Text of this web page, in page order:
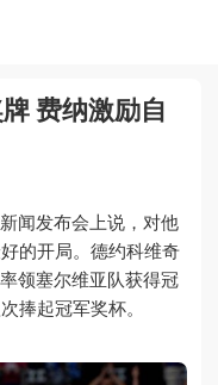
费纳激励自
发布会上说，对他
的开局。德约科维奇
领塞尔维亚队获得冠
捧起冠军奖杯。